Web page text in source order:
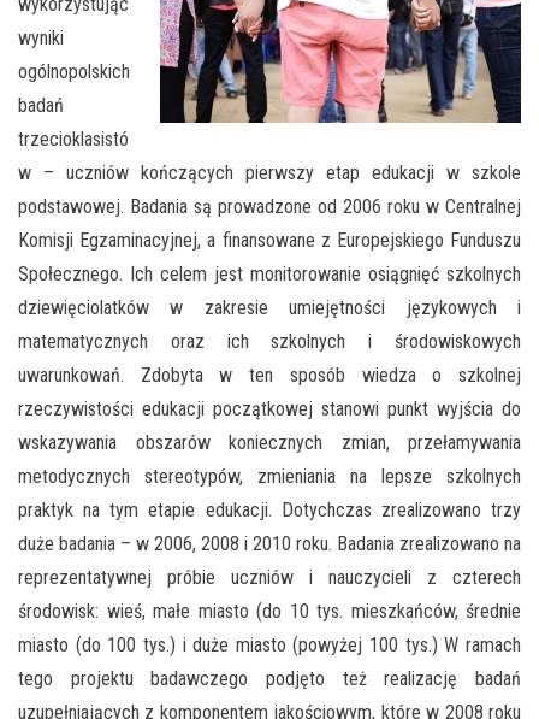
wyniki
ogólnopolskich
badań
trzecioklasistó
w – uczniów kończących pierwszy etap edukacji w szkole
podstawowej. Badania są prowadzone od 2006 roku w Centralnej
Komisji Egzaminacyjnej, a finansowane z Europejskiego Funduszu
Społecznego. Ich celem jest monitorowanie osiągnięć szkolnych
dziewięciolatków w zakresie umiejętności językowych i
matematycznych oraz ich szkolnych i środowiskowych
uwarunkowań. Zdobyta w ten sposób wiedza o szkolnej
rzeczywistości edukacji początkowej stanowi punkt wyjścia do
wskazywania obszarów koniecznych zmian, przełamywania
metodycznych stereotypów, zmieniania na lepsze szkolnych
praktyk na tym etapie edukacji. Dotychczas zrealizowano trzy
duże badania – w 2006, 2008 i 2010 roku. Badania zrealizowano na
reprezentatywnej próbie uczniów i nauczycieli z czterech
środowisk: wieś, małe miasto (do 10 tys. mieszkańców, średnie
miasto (do 100 tys.) i duże miasto (powyżej 100 tys.) W ramach
tego projektu badawczego podjęto też realizację badań
uzupełniających z komponentem jakościowym, które w 2008 roku